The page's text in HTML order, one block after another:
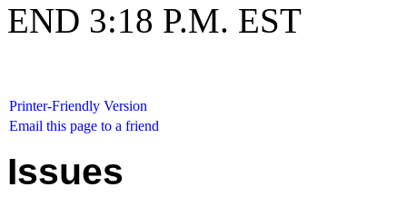
END 3:18 P.M. EST
Printer-Friendly Version
Email this page to a friend
Issues